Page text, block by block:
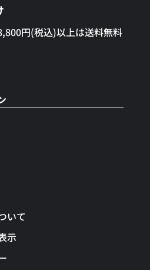
円(税込)以上は送料無料
いて
示